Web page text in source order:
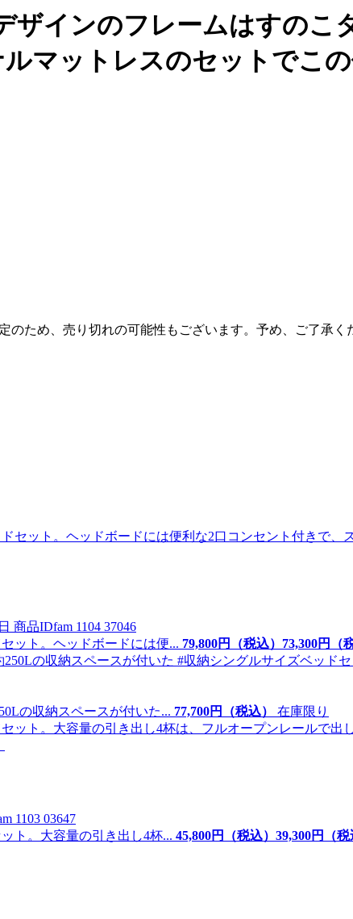
ザインのフレームはすの
マットレスのセットでこ
のため、売り切れの可能性もございます。予め、ご了承く
商品IDfam 1104 37046
ット。ヘッドボードには便... 79,800円（税込） 73,300円（
の収納スペースが付いた... 77,700円（税込） 在庫限り
1103 03647
ト。大容量の引き出し4杯... 45,800円（税込） 39,300円（